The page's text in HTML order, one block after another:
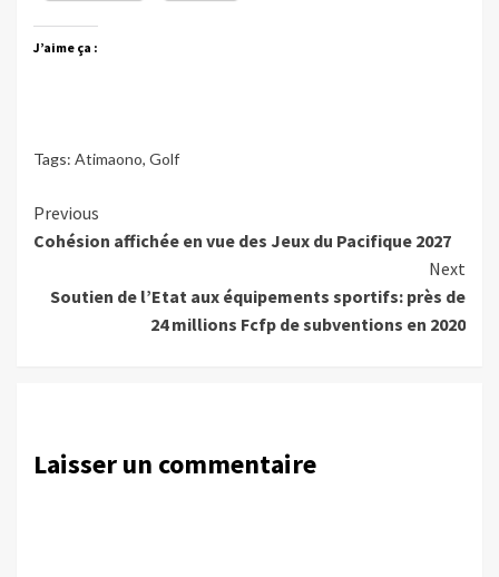
J’aime ça :
Tags: Atimaono, Golf
Continue
Reading
Previous
Cohésion affichée en vue des Jeux du Pacifique 2027
Next
Soutien de l’Etat aux équipements sportifs: près de
24 millions Fcfp de subventions en 2020
Laisser un commentaire